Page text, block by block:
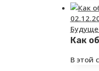
Как
В этой